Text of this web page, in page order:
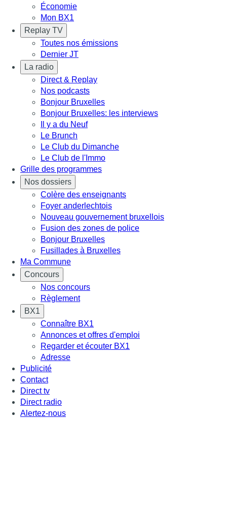
Économie
Mon BX1
Replay TV
Toutes nos émissions
Dernier JT
La radio
Direct & Replay
Nos podcasts
Bonjour Bruxelles
Bonjour Bruxelles: les interviews
Il y a du Neuf
Le Brunch
Le Club du Dimanche
Le Club de l'Immo
Grille des programmes
Nos dossiers
Colère des enseignants
Foyer anderlechtois
Nouveau gouvernement bruxellois
Fusion des zones de police
Bonjour Bruxelles
Fusillades à Bruxelles
Ma Commune
Concours
Nos concours
Règlement
BX1
Connaître BX1
Annonces et offres d'emploi
Regarder et écouter BX1
Adresse
Publicité
Contact
Direct tv
Direct radio
Alertez-nous